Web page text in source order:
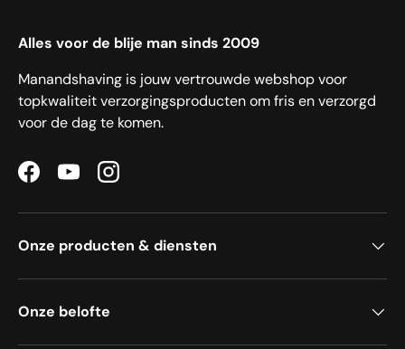
Alles voor de blije man sinds 2009
Manandshaving is jouw vertrouwde webshop voor
topkwaliteit verzorgingsproducten om fris en verzorgd
voor de dag te komen.
FacebookYouTubeInstagram
Onze producten & diensten
Onze belofte